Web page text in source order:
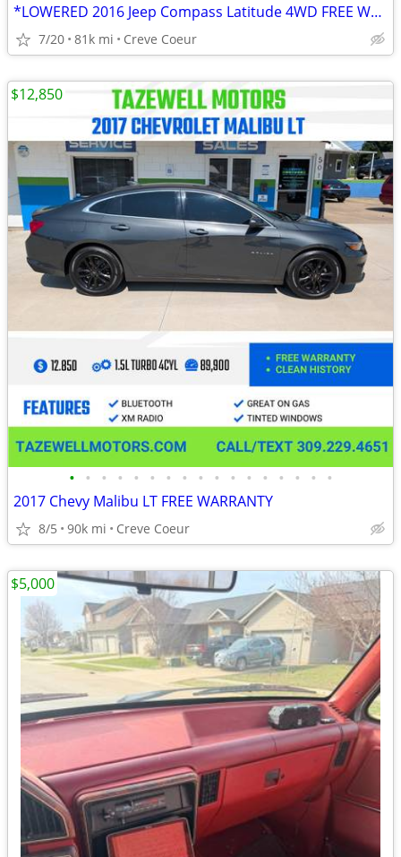
*LOWERED 2016 Jeep Compass Latitude 4WD FREE WARRANTY
7/20 81k mi Creve Coeur
• • • • • • • • • • • • • • • • •
2017 Chevy Malibu LT FREE WARRANTY
8/5 90k mi Creve Coeur
$12,850
$5,000